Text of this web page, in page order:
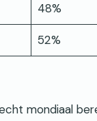
48%
52%
mondiaal